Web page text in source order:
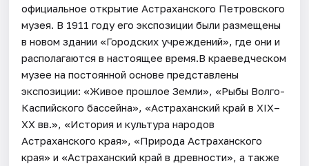
официальное открытие Астраханского Петровского
музея. В 1911 году его экспозиции были размещены
в новом здании «Городских учреждений», где они и
располагаются в настоящее время.В краеведческом
музее на постоянной основе представлены
экспозиции: «Живое прошлое Земли», «Рыбы Волго-
Каспийского бассейна», «Астраханский край в XIX–
XX вв.», «История и культура народов
Астраханского края», «Природа Астраханского
края» и «Астраханский край в древности», а также